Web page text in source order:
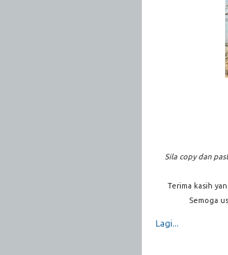
Sila copy dan
Terima kasih
Semoga
Lagi...